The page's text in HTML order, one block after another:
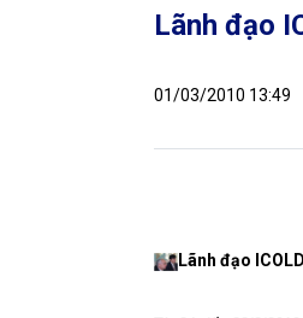
Lãnh đạo
01/03/2010 13:49
Lãnh đạo